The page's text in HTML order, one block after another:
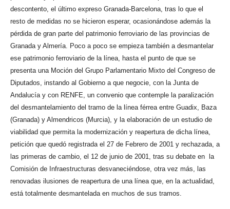
descontento, el último expreso Granada-Barcelona, tras lo que el
resto de medidas no se hicieron esperar, ocasionándose además la
pérdida de gran parte del patrimonio ferroviario de las provincias de
Granada y Almería. Poco a poco se empieza también a desmantelar
ese patrimonio ferroviario de la línea, hasta el punto de que se
presenta una Moción del Grupo Parlamentario Mixto del Congreso de
Diputados, instando al Gobierno a que negocie, con la Junta de
Andalucía y con RENFE, un convenio que contemple la paralización
del desmantelamiento del tramo de la línea férrea entre Guadix, Baza
(Granada) y Almendricos (Murcia), y la elaboración de un estudio de
viabilidad que permita la modernización y reapertura de dicha línea,
petición que quedó registrada el 27 de Febrero de 2001 y rechazada, a
las primeras de cambio, el 12 de junio de 2001, tras su debate en la
Comisión de Infraestructuras desvaneciéndose, otra vez más, las
renovadas ilusiones de reapertura de una línea que, en la actualidad,
está totalmente desmantelada en muchos de sus tramos.